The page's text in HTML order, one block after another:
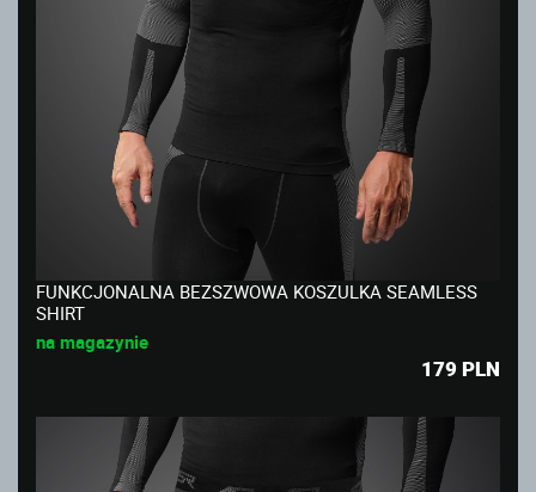
FUNKCJONALNA BEZSZWOWA KOSZULKA SEAMLESS
SHIRT
na magazynie
179 PLN